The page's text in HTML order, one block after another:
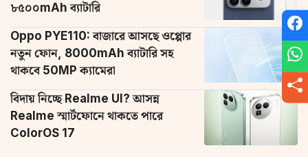
৮৫০০mAh ব্যাটারি
Oppo PYE110: বাজারে আসছে ওপ্পোর
নতুন ফোন, 8000mAh ব্যাটারি সহ
থাকবে 50MP ক্যামেরা
বিদায় নিচ্ছে Realme UI? আসন্ন
Realme স্মার্টফোনে থাকতে পারে
ColorOS 17